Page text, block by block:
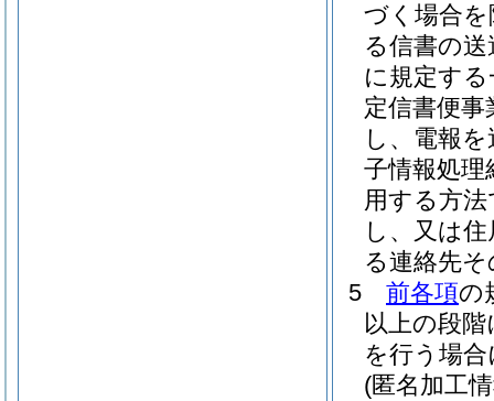
づく場合
る信書の
に規定す
定信書便
し、電報
子情報処
用する方
し、又は
る連絡先
5
前各項の
以上の段
を行う場
(匿名加工